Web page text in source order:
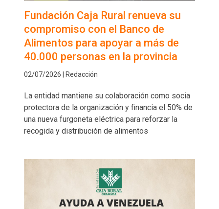
Fundación Caja Rural renueva su
compromiso con el Banco de
Alimentos para apoyar a más de
40.000 personas en la provincia
02/07/2026 | Redacción
La entidad mantiene su colaboración como socia
protectora de la organización y financia el 50% de
una nueva furgoneta eléctrica para reforzar la
recogida y distribución de alimentos